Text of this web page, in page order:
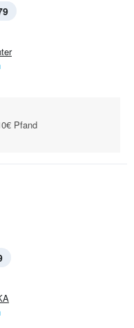
Pfand